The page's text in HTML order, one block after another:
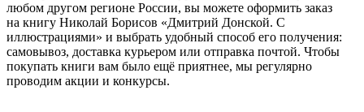
любом другом регионе России, вы можете оформить заказ
на книгу Николай Борисов «Дмитрий Донской. С
иллюстрациями» и выбрать удобный способ его получения:
самовывоз, доставка курьером или отправка почтой. Чтобы
покупать книги вам было ещё приятнее, мы регулярно
проводим акции и конкурсы.